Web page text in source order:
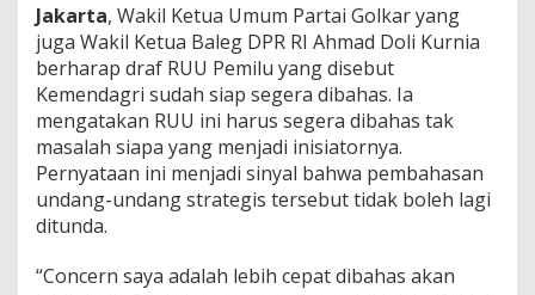
i
l
u
e
g
e
r
a
D
a
Jakarta, Wakil Ketua Umum Partai Golkar yang
juga Wakil Ketua Baleg DPR RI Ahmad Doli Kurnia
berharap draf RUU Pemilu yang disebut
Kemendagri sudah siap segera dibahas. Ia
mengatakan RUU ini harus segera dibahas tak
masalah siapa yang menjadi inisiatornya.
Pernyataan ini menjadi sinyal bahwa pembahasan
undang-undang strategis tersebut tidak boleh lagi
ditunda.
“Concern saya adalah lebih cepat dibahas akan